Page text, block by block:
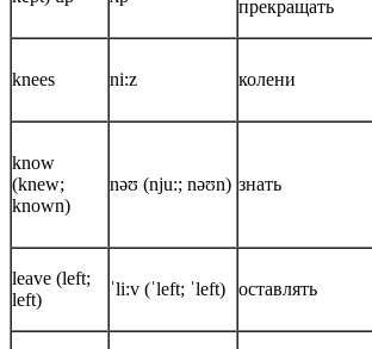
прекращать
knees ni:z колени
know
(knew;
known)
nəʊ (nju:; nəʊn) знать
leave (left;
left)
ˈli:v (ˈleft; ˈleft) оставлять